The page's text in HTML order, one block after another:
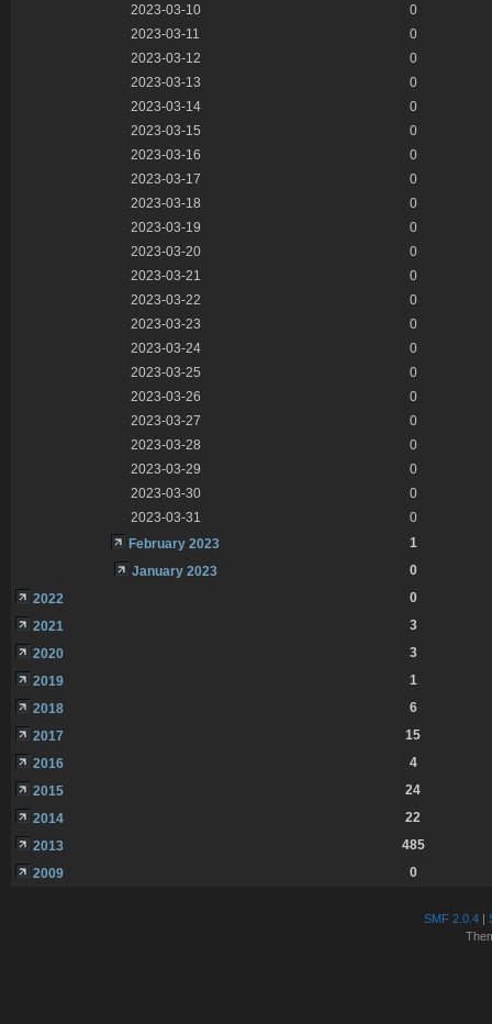
2023-03-10
0
2023-03-11
0
2023-03-12
0
2023-03-13
0
2023-03-14
0
2023-03-15
0
2023-03-16
0
2023-03-17
0
2023-03-18
0
2023-03-19
0
2023-03-20
0
2023-03-21
0
2023-03-22
0
2023-03-23
0
2023-03-24
0
2023-03-25
0
2023-03-26
0
2023-03-27
0
2023-03-28
0
2023-03-29
0
2023-03-30
0
2023-03-31
0
February 2023
1
January 2023
0
2022
0
2021
3
2020
3
2019
1
2018
6
2017
15
2016
4
2015
24
2014
22
2013
485
2009
0
SMF 2.0.4|